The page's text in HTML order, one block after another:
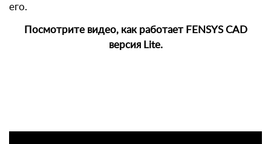
его.
Посмотрите видео, как работает FENSYS CAD
версия Lite.